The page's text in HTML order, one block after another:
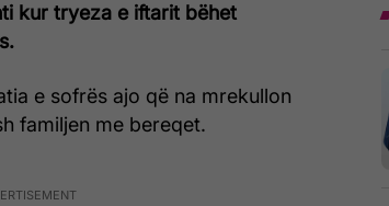
kur tryeza e iftarit bëhet
e sofrës ajo që na mrekullon
familjen me bereqet.